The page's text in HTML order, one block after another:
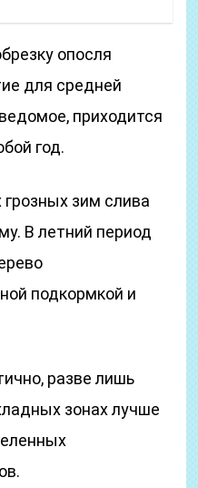
опосля
для средней
приходится
год.
зим слива
В летний период
подкормкой и
разве лишь
зонах лучше